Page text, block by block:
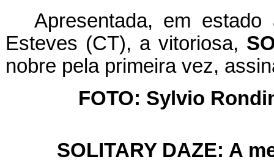
Apresentada, em
Esteves (CT), a vitoriosa,
nobre pela primeira vez,
FOTO: Sylvio
SOLITARY DAZE: A